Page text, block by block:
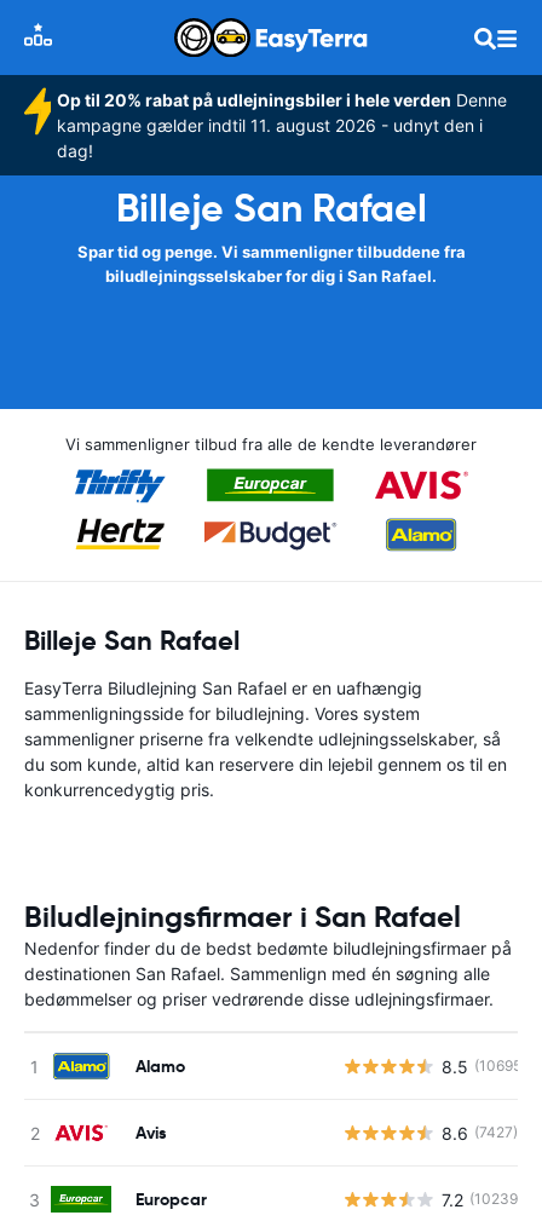
Op til 20% rabat på udlejningsbiler i hele verden Denne
kampagne gælder indtil 11. august 2026 - udnyt den i
dag!
Billeje San Rafael
Spar tid og penge. Vi sammenligner tilbuddene fra
biludlejningsselskaber for dig i San Rafael.
Vi sammenligner tilbud fra alle de kendte leverandører
Billeje San Rafael
EasyTerra Biludlejning San Rafael er en uafhængig
sammenligningsside for biludlejning. Vores system
sammenligner priserne fra velkendte udlejningsselskaber, så
du som kunde, altid kan reservere din lejebil gennem os til en
konkurrencedygtig pris.
Biludlejningsfirmaer i San Rafael
Nedenfor finder du de bedst bedømte biludlejningsfirmaer på
destinationen San Rafael. Sammenlign med én søgning alle
bedømmelser og priser vedrørende disse udlejningsfirmaer.
Alamo 8.5 (10695)
Avis 8.6 (7427)
Europcar 7.2 (10239)